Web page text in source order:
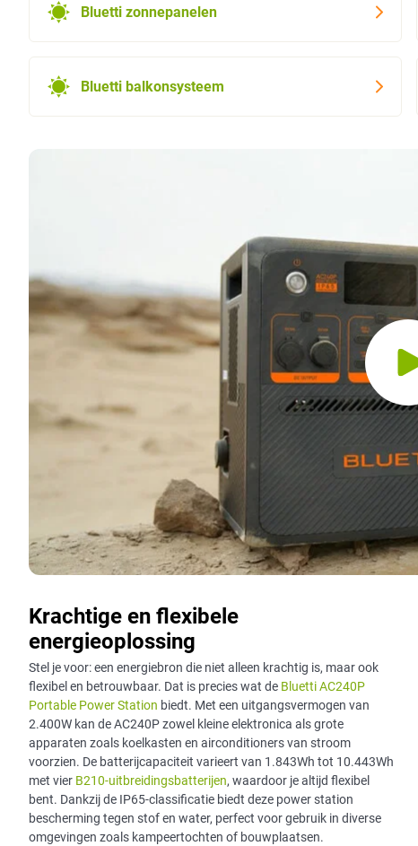
Bluetti zonnepanelen
Bluetti balkonsysteem
Krachtige en flexibele
energieoplossing
Stel je voor: een energiebron die niet alleen krachtig is, maar ook
flexibel en betrouwbaar. Dat is precies wat de Bluetti AC240P
Portable Power Station biedt. Met een uitgangsvermogen van
2.400W kan de AC240P zowel kleine elektronica als grote
apparaten zoals koelkasten en airconditioners van stroom
voorzien. De batterijcapaciteit varieert van 1.843Wh tot 10.443Wh
met vier B210-uitbreidingsbatterijen, waardoor je altijd flexibel
bent. Dankzij de IP65-classificatie biedt deze power station
bescherming tegen stof en water, perfect voor gebruik in diverse
omgevingen zoals kampeertochten of bouwplaatsen.